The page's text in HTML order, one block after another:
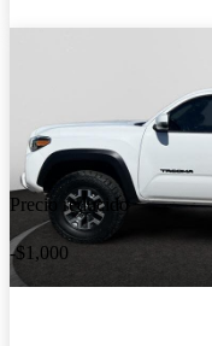
Precio reducido
-$1,000